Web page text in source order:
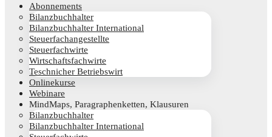
Abon­ne­ments
Bilanz­buch­hal­ter
Bilanz­buch­hal­ter International
Steu­er­fach­an­ge­stell­te
Steu­er­fach­wir­te
Wirt­schafts­fach­wir­te
Teschni­cher Betriebswirt
Online­kur­se
Web­i­na­re
Mind­Maps, Para­gra­phen­ket­ten, Klausuren
Bilanz­buch­hal­ter
Bilanz­buch­hal­ter International